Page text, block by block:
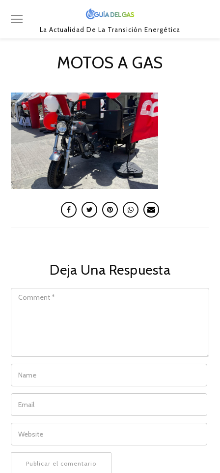
La Actualidad De La Transición Energética
MOTOS A GAS
Deja Una Respuesta
COMMENT
NAME
EMAIL
WEBSITE